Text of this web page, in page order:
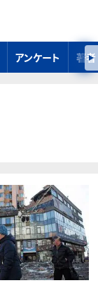
アンケート 著者